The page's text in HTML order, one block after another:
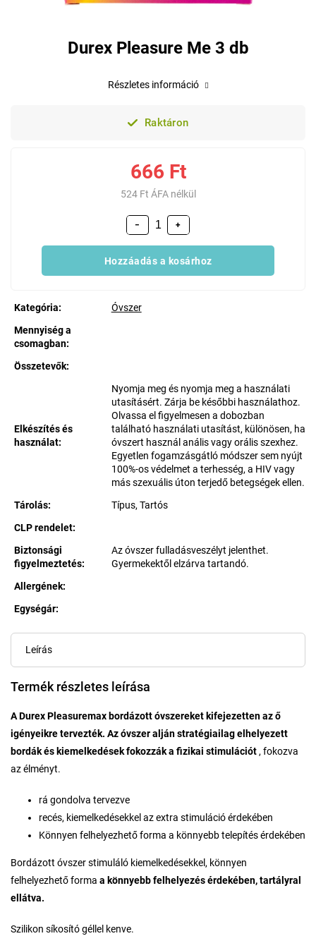
Durex Pleasure Me 3 db
Raktáron
666 Ft
524 Ft ÁFA nélkül
+
−
Hozzáadás a kosárhoz
Kategória:
Óvszer
Mennyiség a
csomagban:
Összetevők:
Elkészítés és
használat:
Nyomja meg és nyomja meg a használati
utasításért. Zárja be későbbi használathoz.
Olvassa el figyelmesen a dobozban
található használati utasítást, különösen, ha
óvszert használ anális vagy orális szexhez.
Egyetlen fogamzásgátló módszer sem nyújt
100%-os védelmet a terhesség, a HIV vagy
más szexuális úton terjedő betegségek ellen.
Tárolás:
Típus, Tartós
CLP rendelet:
Biztonsági
figyelmeztetés:
Az óvszer fulladásveszélyt jelenthet.
Gyermekektől elzárva tartandó.
Allergének:
Egységár:
Részletes információ
Leírás
Termék részletes leírása
A Durex Pleasuremax bordázott óvszereket kifejezetten az ő
igényeikre tervezték. Az óvszer alján stratégiailag elhelyezett
bordák és kiemelkedések fokozzák a fizikai stimulációt , fokozva
az élményt.
rá gondolva tervezve
recés, kiemelkedésekkel az extra stimuláció érdekében
Könnyen felhelyezhető forma a könnyebb telepítés érdekében
Bordázott óvszer stimuláló kiemelkedésekkel, könnyen
felhelyezhető forma a könnyebb felhelyezés érdekében, tartályral
ellátva.
Szilikon síkosító géllel kenve.